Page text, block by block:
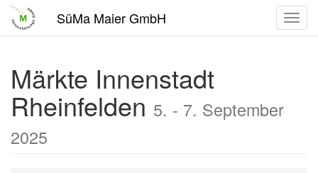
SüMa Maier GmbH
Märkte Innenstadt
Rheinfelden 5. - 7. September
2025